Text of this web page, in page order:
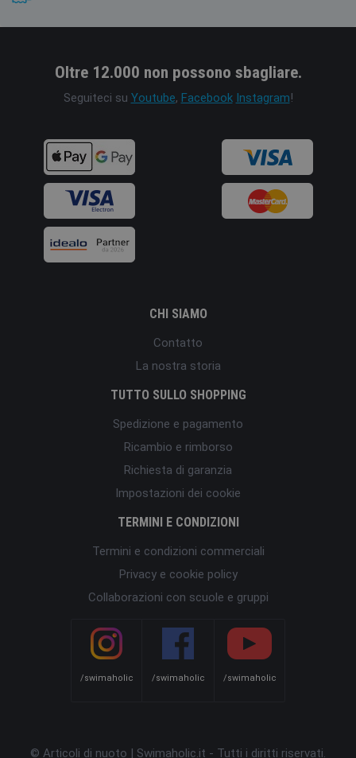
Oltre 12.000 non possono sbagliare.
Seguiteci su Youtube, Facebook Instagram!
CHI SIAMO
Contatto
La nostra storia
TUTTO SULLO SHOPPING
Spedizione e pagamento
Ricambio e rimborso
Richiesta di garanzia
Impostazioni dei cookie
TERMINI E CONDIZIONI
Termini e condizioni commerciali
Privacy e cookie policy
Collaborazioni con scuole e gruppi
/swimaholic /swimaholic /swimaholic
© Articoli di nuoto | Swimaholic.it - Tutti i diritti riservati.